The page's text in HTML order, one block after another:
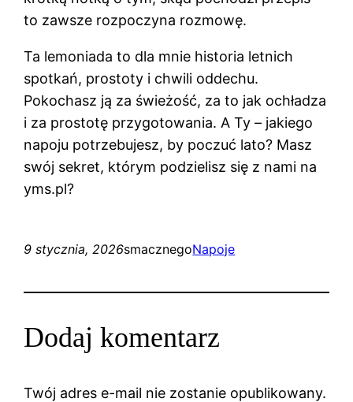
to zawsze rozpoczyna rozmowę.
Ta lemoniada to dla mnie historia letnich
spotkań, prostoty i chwili oddechu.
Pokochasz ją za świeżość, za to jak ochładza
i za prostotę przygotowania. A Ty – jakiego
napoju potrzebujesz, by poczuć lato? Masz
swój sekret, którym podzielisz się z nami na
yms.pl?
9 stycznia, 2026smacznegoNapoje
Dodaj komentarz
Twój adres e-mail nie zostanie opublikowany.